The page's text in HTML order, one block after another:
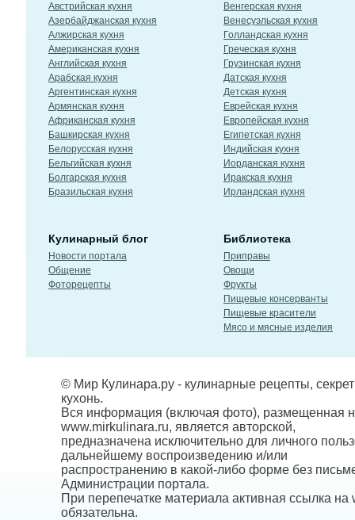
Австрийская кухня
Азербайджанская кухня
Алжирская кухня
Американская кухня
Английская кухня
Арабская кухня
Аргентинская кухня
Армянская кухня
Африканская кухня
Башкирская кухня
Белорусская кухня
Бельгийская кухня
Болгарская кухня
Бразильская кухня
Венгерская кухня
Венесуэльская кухня
Голландская кухня
Греческая кухня
Грузинская кухня
Датская кухня
Детская кухня
Еврейская кухня
Европейская кухня
Египетская кухня
Индийская кухня
Иорданская кухня
Иракская кухня
Ирландская кухня
Кулинарный блог
Новости портала
Общение
Фоторецепты
Библиотека
Приправы
Овощи
Фрукты
Пищевые консерванты
Пищевые красители
Мясо и мясные изделия
© Мир Кулинара.ру - кулинарные рецепты,
кухонь.
Вся информация (включая фото), размещенная
www.mirkulinara.ru, является авторской,
предназначена исключительно для личного
дальнейшему воспроизведению и/или
распространению в какой-либо форме без
Администрации портала.
При перепечатке материала активная ссылка на
обязательна.